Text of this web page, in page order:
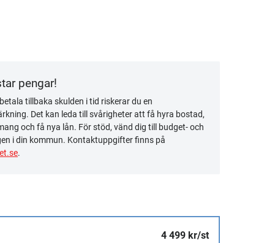
pengar!
tillbaka skulden i tid riskerar du en
Det kan leda till svårigheter att få hyra bostad,
och få nya lån. För stöd, vänd dig till budget- och
i din kommun. Kontaktuppgifter finns på
.
4 499 kr/st